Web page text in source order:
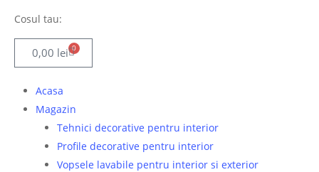
Cosul tau:
0,00 lei 0
Acasa
Magazin
Tehnici decorative pentru interior
Profile decorative pentru interior
Vopsele lavabile pentru interior si exterior